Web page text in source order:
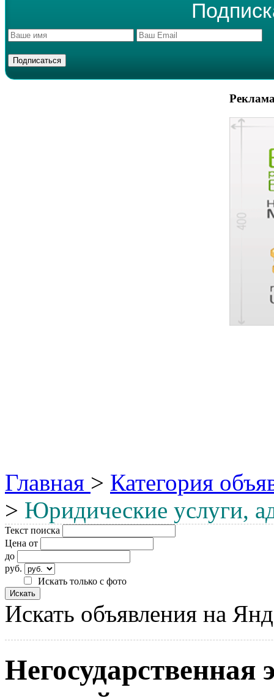
Главная > Категория
> Юридические услуги,
Текст поиска
Цена от
до
руб.
Искать только с фото
Искать объявления на
Негосударственная